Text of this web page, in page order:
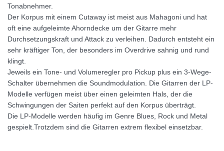
Tonabnehmer.
Der Korpus mit einem Cutaway ist meist aus Mahagoni und hat
oft eine aufgeleimte Ahorndecke um der Gitarre mehr
Durchsetzungskraft und Attack zu verleihen. Dadurch entsteht ein
sehr kräftiger Ton, der besonders im Overdrive sahnig und rund
klingt.
Jeweils ein Tone- und Volumeregler pro Pickup plus ein 3-Wege-
Schalter übernehmen die Soundmodulation. Die Gitarren der LP-
Modelle verfügen meist über einen geleimten Hals, der die
Schwingungen der Saiten perfekt auf den Korpus überträgt.
Die LP-Modelle werden häufig im Genre Blues, Rock und Metal
gespielt.Trotzdem sind die Gitarren extrem flexibel einsetzbar.